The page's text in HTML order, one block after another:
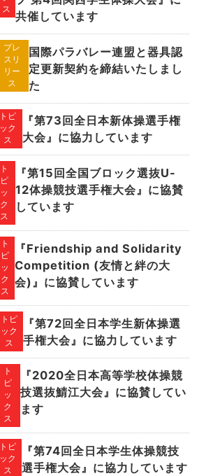
ス
共催しています
プレ
スリ
リー
ス
国際パラバレー連盟と器具認
定更新契約を締結いたしまし
た
トピ
ック
ス
『第73回全日本新体操選手権
大会』に協力しています
ト
ピ
ッ
ク
ス
『第15回全国ブロック選抜U-
12体操競技選手権大会』に協賛
しています
ト
ピ
ッ
ク
ス
『Friendship and Solidarity
Competition (友情と絆の大
会)』に協賛しています
トピ
ック
ス
『第72回全日本学生新体操選
手権大会』に協力しています
ト
ピ
ッ
ク
ス
『2020全日本高等学校体操競
技選抜鯖江大会』に協賛してい
ます
トピ
ック
ス
『第74回全日本学生体操競技
選手権大会』に協力しています